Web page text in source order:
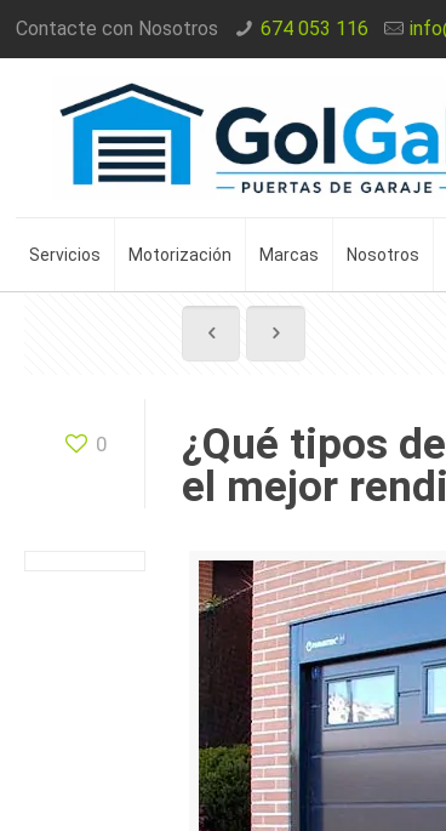
Contacte con Nosotros 674 053 116
Servicios Motorización Marcas Nosotros
0
¿Qué tipos
el mejor